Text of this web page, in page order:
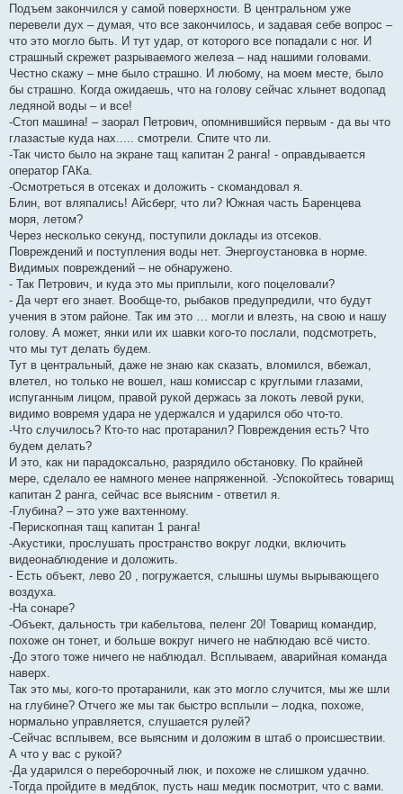
Подъем закончился у самой поверхности. В центральном уже
перевели дух – думая, что все закончилось, и задавая себе вопрос –
что это могло быть. И тут удар, от которого все попадали с ног. И
страшный скрежет разрываемого железа – над нашими головами.
Честно скажу – мне было страшно. И любому, на моем месте, было
бы страшно. Когда ожидаешь, что на голову сейчас хлынет водопад
ледяной воды – и все!
-Стоп машина! – заорал Петрович, опомнившийся первым - да вы что
глазастые куда нах..... смотрели. Спите что ли.
-Так чисто было на экране тащ капитан 2 ранга! - оправдывается
оператор ГАКа.
-Осмотреться в отсеках и доложить - скомандовал я.
Блин, вот вляпались! Айсберг, что ли? Южная часть Баренцева
моря, летом?
Через несколько секунд, поступили доклады из отсеков.
Повреждений и поступления воды нет. Энергоустановка в норме.
Видимых повреждений – не обнаружено.
- Так Петрович, и куда это мы приплыли, кого поцеловали?
- Да черт его знает. Вообще-то, рыбаков предупредили, что будут
учения в этом районе. Так им это … могли и влезть, на свою и нашу
голову. А может, янки или их шавки кого-то послали, подсмотреть,
что мы тут делать будем.
Тут в центральный, даже не знаю как сказать, вломился, вбежал,
влетел, но только не вошел, наш комиссар с круглыми глазами,
испуганным лицом, правой рукой держась за локоть левой руки,
видимо вовремя удара не удержался и ударился обо что-то.
-Что случилось? Кто-то нас протаранил? Повреждения есть? Что
будем делать?
И это, как ни парадоксально, разрядило обстановку. По крайней
мере, сделало ее намного менее напряженной. -Успокойтесь товарищ
капитан 2 ранга, сейчас все выясним - ответил я.
-Глубина? – это уже вахтенному.
-Перископная тащ капитан 1 ранга!
-Акустики, прослушать пространство вокруг лодки, включить
видеонаблюдение и доложить.
- Есть объект, лево 20 , погружается, слышны шумы вырывающего
воздуха.
-На сонаре?
-Объект, дальность три кабельтова, пеленг 20! Товарищ командир,
похоже он тонет, и больше вокруг ничего не наблюдаю всё чисто.
-До этого тоже ничего не наблюдал. Всплываем, аварийная команда
наверх.
Так это мы, кого-то протаранили, как это могло случится, мы же шли
на глубине? Отчего же мы так быстро всплыли – лодка, похоже,
нормально управляется, слушается рулей?
-Сейчас всплывем, все выясним и доложим в штаб о происшествии.
А что у вас с рукой?
-Да ударился о переборочный люк, и похоже не слишком удачно.
-Тогда пройдите в медблок, пусть наш медик посмотрит, что с вами.